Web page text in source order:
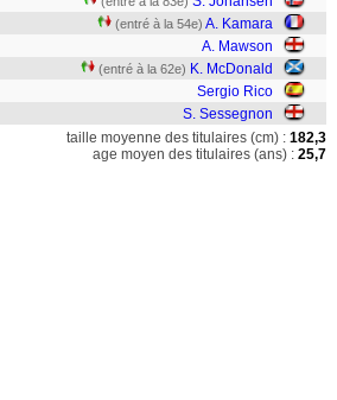
(entré à la 54e) A. Kamara
A. Mawson
(entré à la 62e) K. McDonald
Sergio Rico
S. Sessegnon
taille moyenne des titulaires (cm) : 182,3
age moyen des titulaires (ans) : 25,7